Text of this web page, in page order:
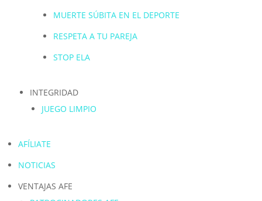
MUERTE SÚBITA EN EL DEPORTE
RESPETA A TU PAREJA
STOP ELA
INTEGRIDAD
JUEGO LIMPIO
AFÍLIATE
NOTICIAS
VENTAJAS AFE